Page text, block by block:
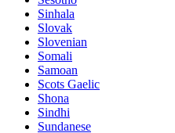
Sinhala
Slovak
Slovenian
Somali
Samoan
Scots Gaelic
Shona
Sindhi
Sundanese